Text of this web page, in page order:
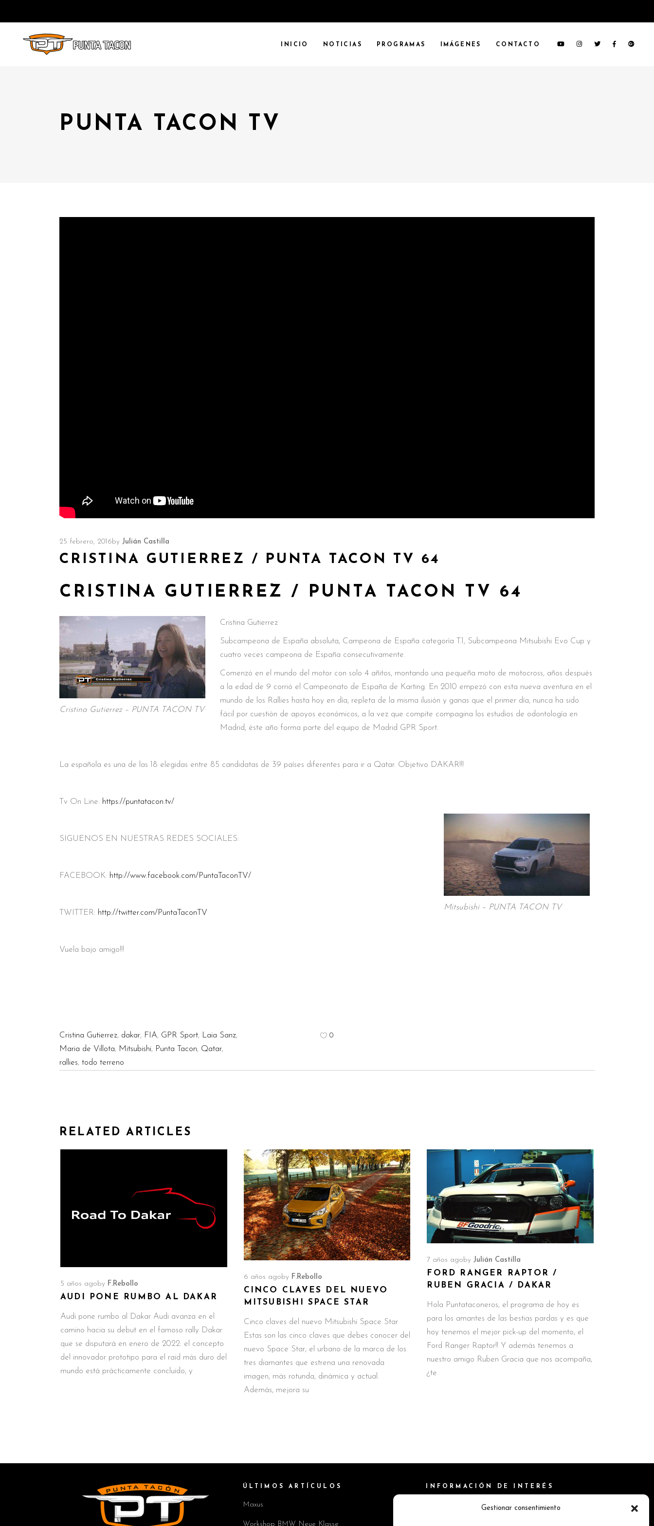
Gestionar consentimiento
INICIO NOTICIAS PROGRAMAS IMÁGENES CONTACTO
PUNTA TACON TV
25 febrero, 2016by Julián Castilla
CRISTINA GUTIERREZ / PUNTA TACON TV 64
CRISTINA GUTIERREZ / PUNTA TACON TV 64
Cristina Gutierrez – PUNTA TACON TV
Cristina Gutierrez
Subcampeona de España absoluta, Campeona de España categoría T.1, Subcampeona Mitsubishi Evo Cup y
cuatro veces campeona de España consecutivamente.
Comenzó en el mundo del motor con solo 4 añitos, montando una pequeña moto de motocross, años después
a la edad de 9 corrió el Campeonato de España de Karting. En 2010 empezó con esta nueva aventura en el
mundo de los Rallies hasta hoy en día, repleta de la misma ilusión y ganas que el primer día, nunca ha sido
fácil por cuestión de apoyos económicos, a la vez que compite compagina los estudios de odontología en
Madrid, éste año forma parte del equipo de Madrid GPR Sport.
La española es una de las 18 elegidas entre 85 candidatas de 39 países diferentes para ir a Qatar. Objetivo DAKAR!!!
Tv On Line: https://puntatacon.tv/
Mitsubishi – PUNTA TACON TV
SIGUENOS EN NUESTRAS REDES SOCIALES:
FACEBOOK: http://www.facebook.com/PuntaTaconTV/
TWITTER: http://twitter.com/PuntaTaconTV
Vuela bajo amigo!!!
Cristina Gutierrez, dakar, FIA, GPR Sport, Laia Sanz,
Maria de Villota, Mitsubishi, Punta Tacon, Qatar,
rallies, todo terreno
0
RELATED ARTICLES
5 años agoby F.Rebollo
AUDI PONE RUMBO AL DAKAR
Audi pone rumbo al Dakar Audi avanza en el
camino hacia su debut en el famoso rally Dakar
que se disputará en enero de 2022: el concepto
del innovador prototipo para el raid más duro del
mundo está prácticamente concluido, y
6 años agoby F.Rebollo
CINCO CLAVES DEL NUEVO
MITSUBISHI SPACE STAR
Cinco claves del nuevo Mitsubishi Space Star
Estas son las cinco claves que debes conocer del
nuevo Space Star, el urbano de la marca de los
tres diamantes que estrena una renovada
imagen, más rotunda, dinámica y actual.
Además, mejora su
7 años ago by Julián Castilla
FORD RANGER RAPTOR /
RUBEN GRACIA / DAKAR
Hola Puntataconeros, el programa de hoy es
para los amantes de las bestias pardas y es que
hoy tenemos el mejor pick-up del momento, el
Ford Ranger Raptor!! Y además tenemos a
nuestro amigo Ruben Gracia que nos acompaña,
¿te
ÚLTIMOS ARTÍCULOS
Maxus
Workshop BMW Neue Klasse
INFORMACIÓN DE INTERÉS
Política de Cookies